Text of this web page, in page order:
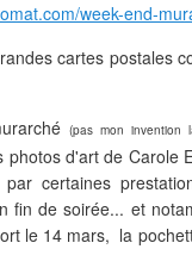
week-end-
cartes postales
(pas mon invention
photos d'art de
certaines
fin de soirée... et
le 14 mars, la